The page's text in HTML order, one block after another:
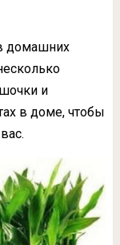
домашних
и
в доме, чтобы